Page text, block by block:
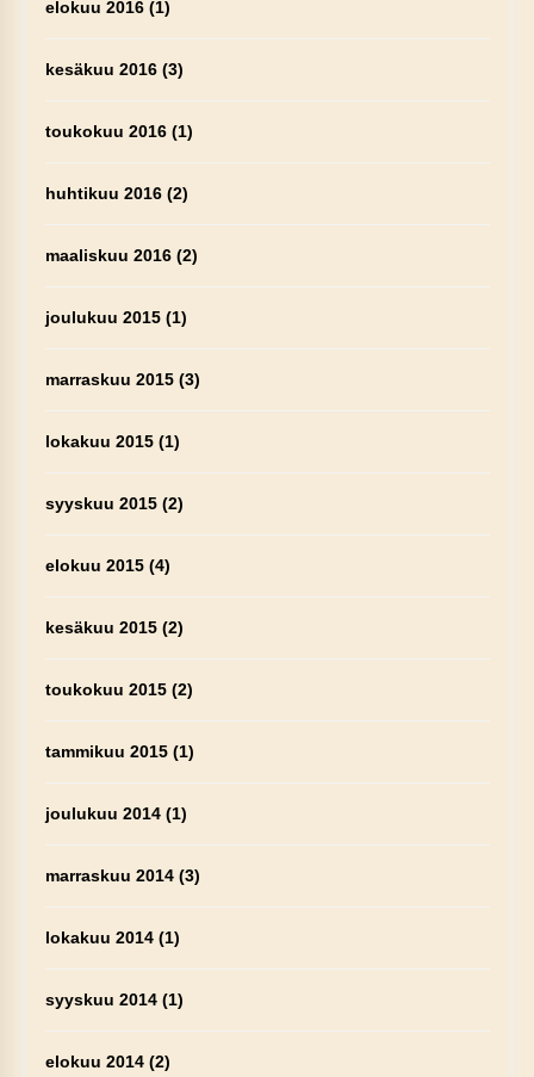
elokuu 2016(1)
kesäkuu 2016(3)
toukokuu 2016(1)
huhtikuu 2016(2)
maaliskuu 2016(2)
joulukuu 2015(1)
marraskuu 2015(3)
lokakuu 2015(1)
syyskuu 2015(2)
elokuu 2015(4)
kesäkuu 2015(2)
toukokuu 2015(2)
tammikuu 2015(1)
joulukuu 2014(1)
marraskuu 2014(3)
lokakuu 2014(1)
syyskuu 2014(1)
elokuu 2014(2)